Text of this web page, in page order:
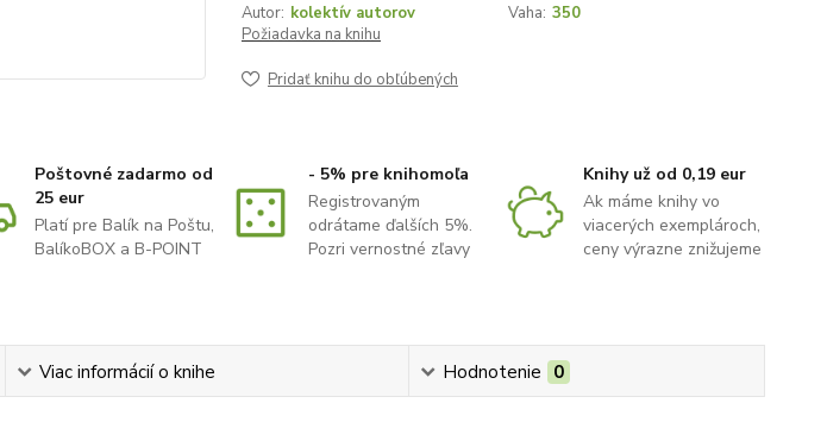
Autor: kolektív autorov Vaha: 350
Požiadavka na knihu
Pridať knihu do obľúbených
Poštovné zadarmo od
25 eur
Platí pre Balík na Poštu,
BalíkoBOX a B-POINT
- 5% pre knihomoľa
Registrovaným
odrátame ďalších 5%.
Pozri vernostné zľavy
Knihy už od 0,19 eur
Ak máme knihy vo
viacerých exemplároch,
ceny výrazne znižujeme
Viac informácií o knihe Hodnotenie 0